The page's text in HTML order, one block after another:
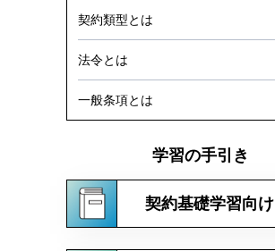
契約類型とは
法令とは
一般条項とは
学習の手引き
契約基礎学習向け